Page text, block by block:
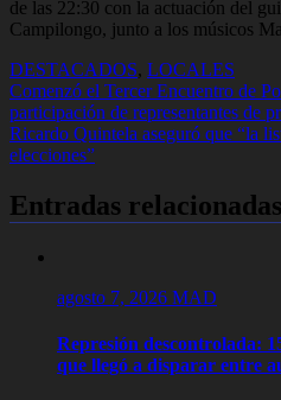
de las 22:30 con la actuación del
Campilongo, junto a los músicos
DESTACADOS, LOCALES
Navegación
de
entradas
Comenzó el Tercer Encuentro de
participación de representantes de
Ricardo Quintela aseguró que “la
elecciones”
Entradas relacionadas
agosto 7, 2026 MAD
Represión descontrolada:
que llegó a disparar entre